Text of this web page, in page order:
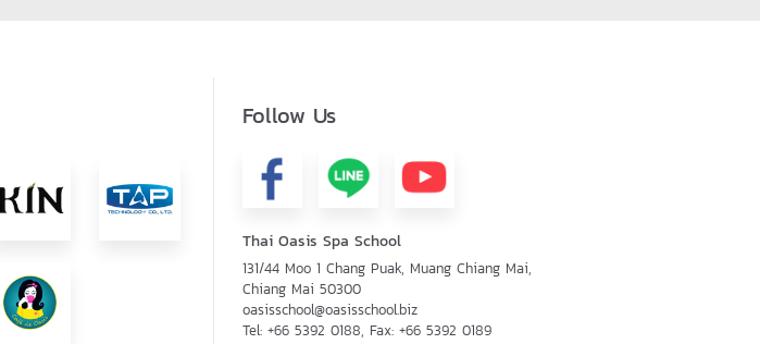
Follow Us
Thai Oasis Spa School
131/44 Moo 1 Chang Puak, Muang Chiang Mai,
Chiang Mai 50300
oasisschool@oasisschool.biz
Tel: +66 5392 0188, Fax: +66 5392 0189